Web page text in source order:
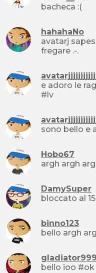
bacheca :(
hahahaNo
avatarj
fregare .-.
e adoro le
#lv
Hobo67
DamySuper
binno123
bello ioo #ok